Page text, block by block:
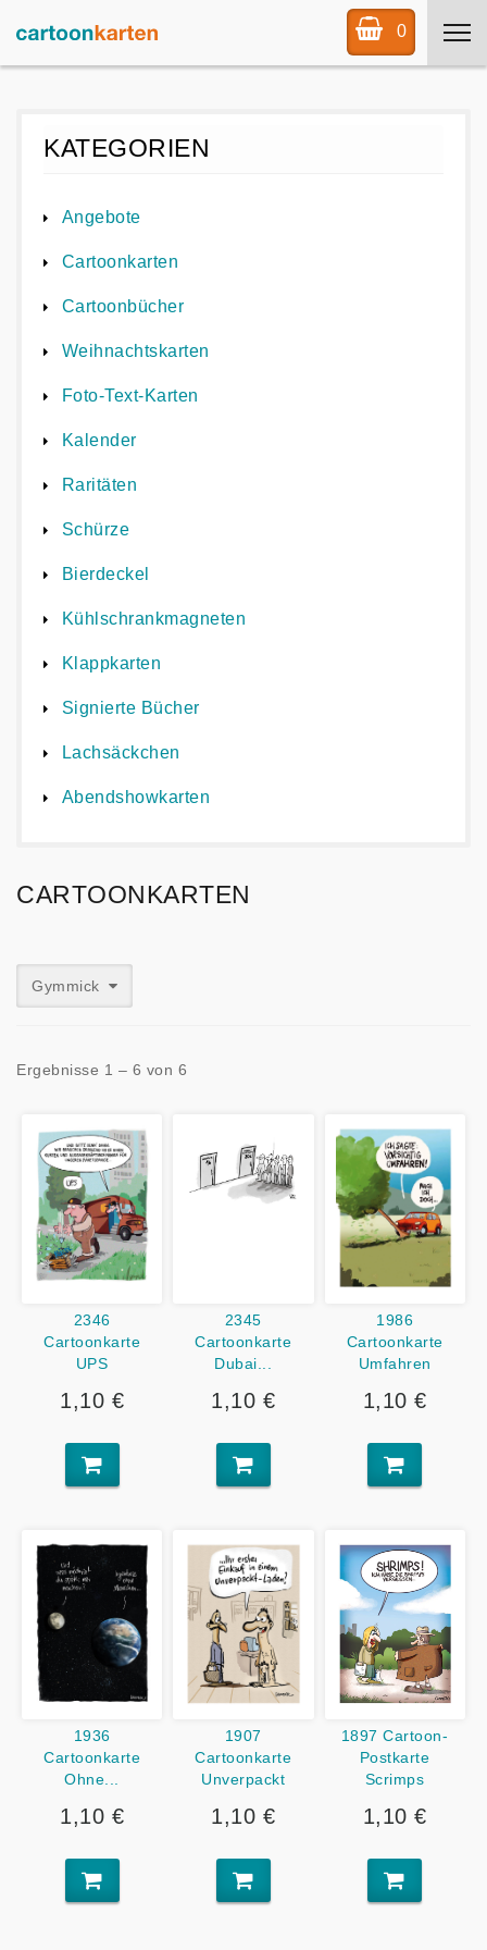
0
KATEGORIEN
Angebote
Cartoonkarten
Cartoonbücher
Weihnachtskarten
Foto-Text-Karten
Kalender
Raritäten
Schürze
Bierdeckel
Kühlschrankmagneten
Klappkarten
Signierte Bücher
Lachsäckchen
Abendshowkarten
CARTOONKARTEN
Gymmick
Ergebnisse 1 – 6 von 6
2346
Cartoonkarte
UPS
1,10 €
2345
Cartoonkarte
Dubai...
1,10 €
1986
Cartoonkarte
Umfahren
1,10 €
1936
Cartoonkarte
Ohne...
1,10 €
1907
Cartoonkarte
Unverpackt
1,10 €
1897 Cartoon-
Postkarte
Scrimps
1,10 €